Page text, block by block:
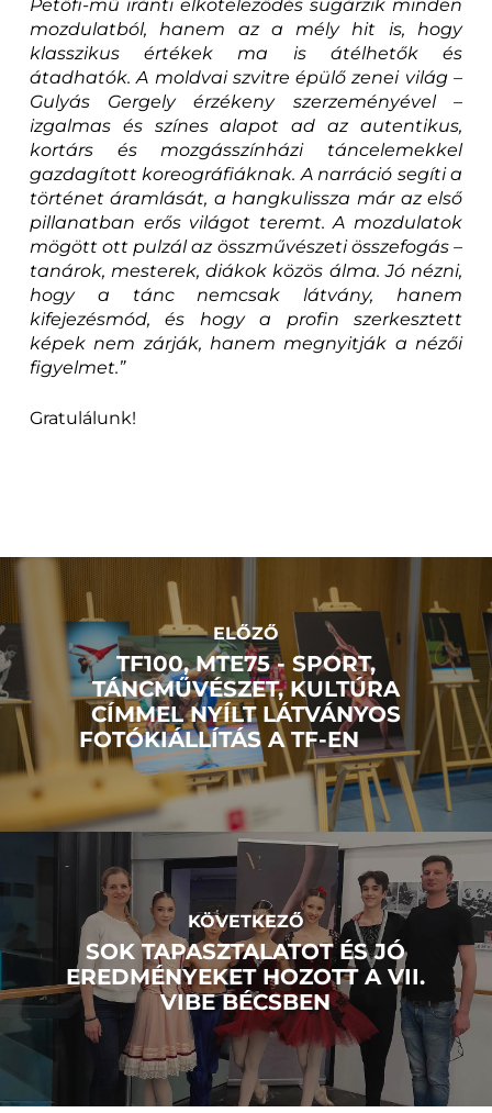
Petőfi-mű iránti elköteleződés sugárzik minden
mozdulatból, hanem az a mély hit is, hogy
klasszikus értékek ma is átélhetők és
átadhatók. A moldvai szvitre épülő zenei világ –
Gulyás Gergely érzékeny szerzeményével –
izgalmas és színes alapot ad az autentikus,
kortárs és mozgásszínházi táncelemekkel
gazdagított koreográfiáknak. A narráció segíti a
történet áramlását, a hangkulissza már az első
pillanatban erős világot teremt. A mozdulatok
mögött ott pulzál az összművészeti összefogás –
tanárok, mesterek, diákok közös álma. Jó nézni,
hogy a tánc nemcsak látvány, hanem
kifejezésmód, és hogy a profin szerkesztett
képek nem zárják, hanem megnyitják a nézői
figyelmet.”
Gratulálunk!
ELŐZŐ
TF100, MTE75 - SPORT,
TÁNCMŰVÉSZET, KULTÚRA
CÍMMEL NYÍLT LÁTVÁNYOS
FOTÓKIÁLLÍTÁS A TF-EN
KÖVETKEZŐ
SOK TAPASZTALATOT ÉS JÓ
EREDMÉNYEKET HOZOTT A VII.
VIBE BÉCSBEN